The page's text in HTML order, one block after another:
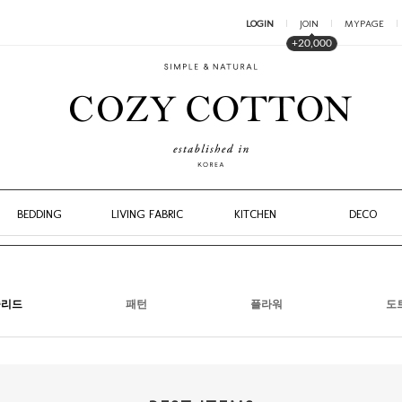
LOGIN JOIN
+20,000
MYPAGE
BEDDING LIVING FABRIC KITCHEN DECO
드 패턴 플라워 도